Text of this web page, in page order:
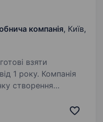
компанія, Київ,
взяти
Компанія
створення
продукції.